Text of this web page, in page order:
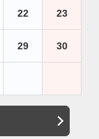
22 23
29 30